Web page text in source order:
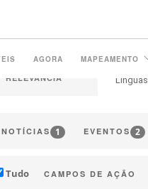
AGORA MAPEAMENTO
Línguas
NOTÍCIAS 1 EVENTOS 2
Tudo CAMPOS DE AÇÃO